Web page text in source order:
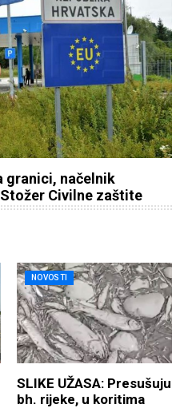
granici, načelnik
Civilne zaštite
NOVOSTI
SLIKE UŽASA: Presušuju
bh. rijeke, u koritima